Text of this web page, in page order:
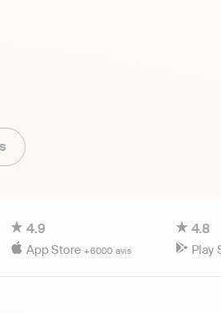
4.9
App Store+6000 avis
4.8
Play